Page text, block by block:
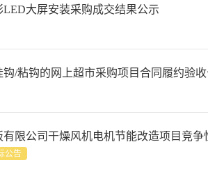
大屏安装采购成交结果公示
/粘钩的网上超市采购项目合同履约验
限公司干燥风机电机节能改造项目竞争
公告